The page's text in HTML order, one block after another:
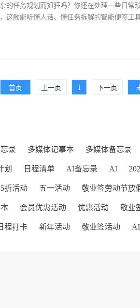
的任务规划而抓狂吗？你还在处理一些日常
这款能听懂人话、懂任务拆解的智能便签工
首页 上一页 1 下一页
录 多媒体记事本 多媒体备忘录
划 日程清单 AI备忘录 AI
折活动 五一活动 敬业签劳动节放
会员优惠活动 优惠活动 敬业
程打卡 新年活动 敬业签活动